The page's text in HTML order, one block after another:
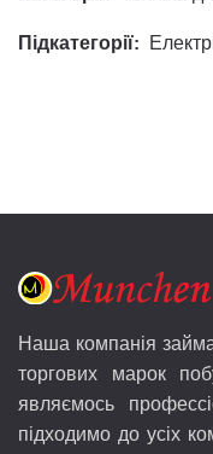
Підкатегорії:
Наша компанія
торгових марок
являємось
підходимо до усіх